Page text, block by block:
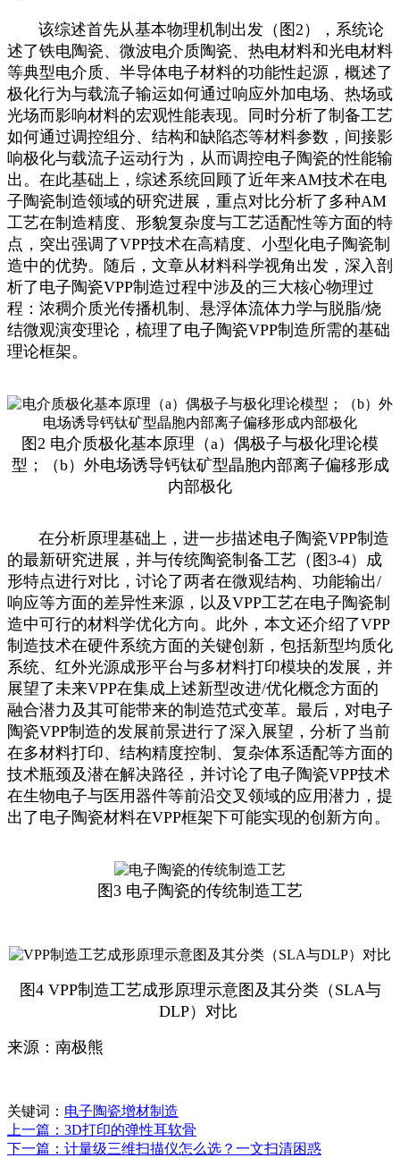
该综述首先从基本物理机制出发（图2），系统论
述了铁电陶瓷、微波电介质陶瓷、热电材料和光电材料
等典型电介质、半导体电子材料的功能性起源，概述了
极化行为与载流子输运如何通过响应外加电场、热场或
光场而影响材料的宏观性能表现。同时分析了制备工艺
如何通过调控组分、结构和缺陷态等材料参数，间接影
响极化与载流子运动行为，从而调控电子陶瓷的性能输
出。在此基础上，综述系统回顾了近年来AM技术在电
子陶瓷制造领域的研究进展，重点对比分析了多种AM
工艺在制造精度、形貌复杂度与工艺适配性等方面的特
点，突出强调了VPP技术在高精度、小型化电子陶瓷制
造中的优势。随后，文章从材料科学视角出发，深入剖
析了电子陶瓷VPP制造过程中涉及的三大核心物理过
程：浓稠介质光传播机制、悬浮体流体力学与脱脂/烧
结微观演变理论，梳理了电子陶瓷VPP制造所需的基础
理论框架。
图2 电介质极化基本原理（a）偶极子与极化理论模
型；（b）外电场诱导钙钛矿型晶胞内部离子偏移形成
内部极化
在分析原理基础上，进一步描述电子陶瓷VPP制造
的最新研究进展，并与传统陶瓷制备工艺（图3-4）成
形特点进行对比，讨论了两者在微观结构、功能输出/
响应等方面的差异性来源，以及VPP工艺在电子陶瓷制
造中可行的材料学优化方向。此外，本文还介绍了VPP
制造技术在硬件系统方面的关键创新，包括新型均质化
系统、红外光源成形平台与多材料打印模块的发展，并
展望了未来VPP在集成上述新型改进/优化概念方面的
融合潜力及其可能带来的制造范式变革。最后，对电子
陶瓷VPP制造的发展前景进行了深入展望，分析了当前
在多材料打印、结构精度控制、复杂体系适配等方面的
技术瓶颈及潜在解决路径，并讨论了电子陶瓷VPP技术
在生物电子与医用器件等前沿交叉领域的应用潜力，提
出了电子陶瓷材料在VPP框架下可能实现的创新方向。
图3 电子陶瓷的传统制造工艺
图4 VPP制造工艺成形原理示意图及其分类（SLA与
DLP）对比
来源：南极熊
关键词： 电子陶瓷增材制造
上一篇：3D打印的弹性耳软骨
下一篇：计量级三维扫描仪怎么选？一文扫清困惑